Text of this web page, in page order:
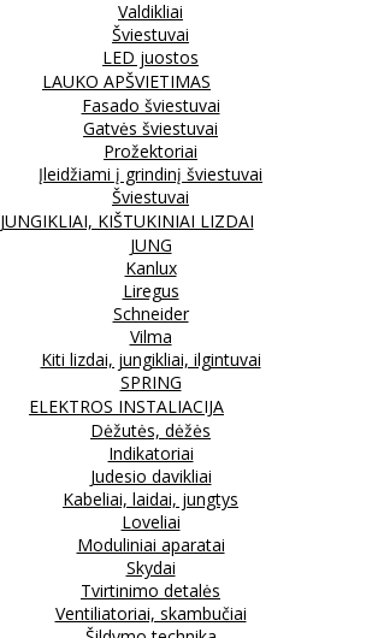
Valdikliai
Šviestuvai
LED juostos
LAUKO APŠVIETIMAS
Fasado šviestuvai
Gatvės šviestuvai
Prožektoriai
Įleidžiami į grindinį šviestuvai
Šviestuvai
JUNGIKLIAI, KIŠTUKINIAI LIZDAI
JUNG
Kanlux
Liregus
Schneider
Vilma
Kiti lizdai, jungikliai, ilgintuvai
SPRING
ELEKTROS INSTALIACIJA
Dėžutės, dėžės
Indikatoriai
Judesio davikliai
Kabeliai, laidai, jungtys
Loveliai
Moduliniai aparatai
Skydai
Tvirtinimo detalės
Ventiliatoriai, skambučiai